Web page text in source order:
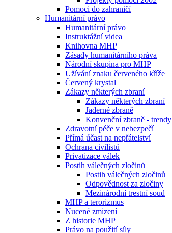
Pomoci do zahraničí
Humanitární právo
Humanitární právo
Instruktážní videa
Knihovna MHP
Zásady humanitárního práva
Národní skupina pro MHP
Užívání znaku červeného kříže
Červený krystal
Zákazy některých zbraní
Zákazy některých zbraní
Jaderné zbraně
Konvenční zbraně - trendy
Zdravotní péče v nebezpečí
Přímá účast na nepřátelství
Ochrana civilistů
Privatizace válek
Postih válečných zločinů
Postih válečných zločinů
Odpovědnost za zločiny
Mezinárodní trestní soud
MHP a terorizmus
Nucené zmizení
Z historie MHP
Právo na použití síly